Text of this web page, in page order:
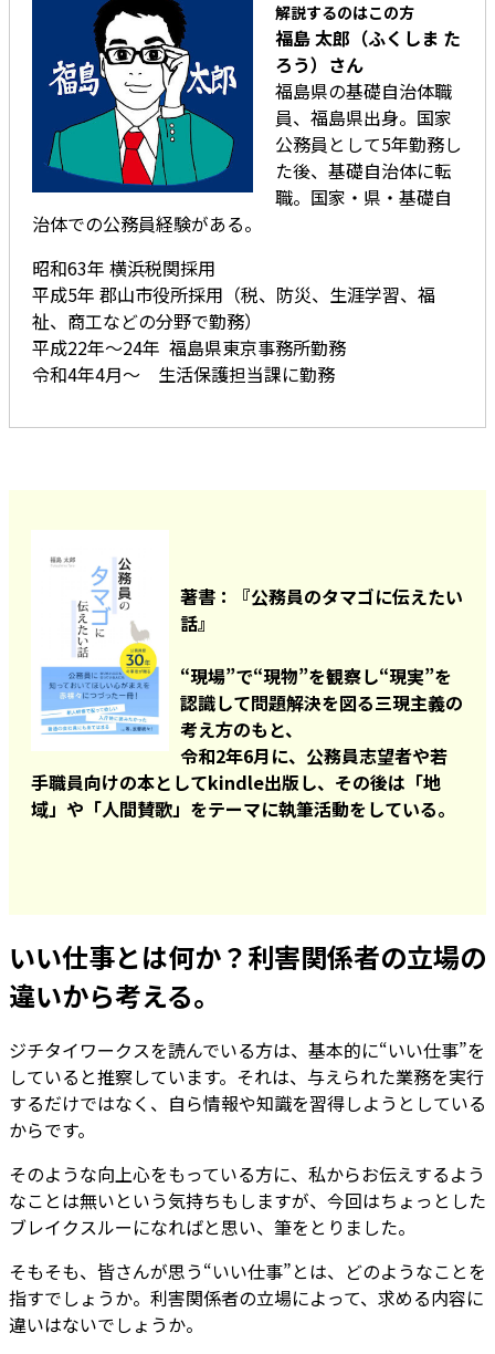
解説するのはこの方
福島 太郎（ふくしま た
ろう）さん
福島県の基礎自治体職
員、福島県出身。国家
公務員として5年勤務し
た後、基礎自治体に転
職。国家・県・基礎自
治体での公務員経験がある。
昭和63年 横浜税関採用
平成5年 郡山市役所採用（税、防災、生涯学習、福
祉、商工などの分野で勤務）
平成22年～24年 福島県東京事務所勤務
令和4年4月～ 生活保護担当課に勤務
著書：『公務員のタマゴに伝えたい
話』
“現場”で“現物”を観察し“現実”を
認識して問題解決を図る三現主義の
考え方のもと、
令和2年6月に、公務員志望者や若
手職員向けの本としてkindle出版し、その後は「地
域」や「人間賛歌」をテーマに執筆活動をしている。
いい仕事とは何か？利害関係者の立場の
違いから考える。
ジチタイワークスを読んでいる方は、基本的に“いい仕事”を
していると推察しています。それは、与えられた業務を実行
するだけではなく、自ら情報や知識を習得しようとしている
からです。
そのような向上心をもっている方に、私からお伝えするよう
なことは無いという気持ちもしますが、今回はちょっとした
ブレイクスルーになればと思い、筆をとりました。
そもそも、皆さんが思う“いい仕事”とは、どのようなことを
指すでしょうか。利害関係者の立場によって、求める内容に
違いはないでしょうか。